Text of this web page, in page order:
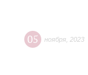
05 ноября 2023